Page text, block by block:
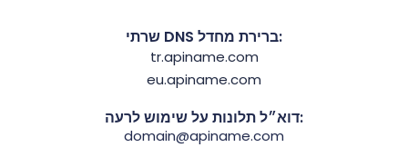
שרתי DNS ברירת מחדל:
tr.apiname.com
eu.apiname.com
דוא״ל תלונות על שימוש לרעה:
domain@apiname.com